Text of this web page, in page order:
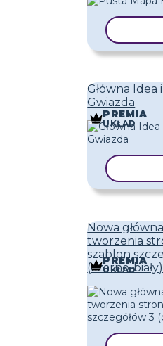
Główna Idea
Gwiazda
PREMIA
UKŁAD
Nowa
tworzenia
szablon
(czarno-biały)
PREMIA
UKŁAD